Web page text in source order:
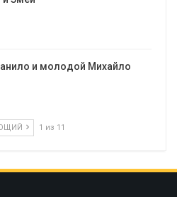
и молодой Михайло
1 из 11